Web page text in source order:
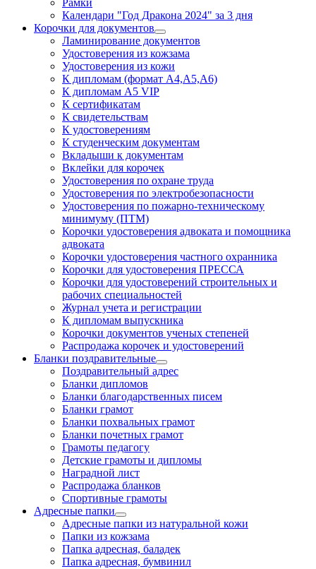
Календари "Год Дракона 2024" за 3 дня
Корочки для документов
Ламинирование документов
Удостоверения из кожзама
Удостоверения из кожи
К дипломам (формат А4,А5,А6)
К дипломам А5 VIP
К сертификатам
К свидетельствам
К удостоверениям
К студенческим документам
Вкладыши к документам
Вклейки для корочек
Удостоверения по охране труда
Удостоверения по электробезопасности
Удостоверения по пожарно-техническому
минимуму (ПТМ)
Корочки удостоверения адвоката и помощника
адвоката
Корочки удостоверения частного охранника
Корочки для удостоверения ПРЕССА
Корочки для удостоверений строительных и
рабочих специальностей
Журнал учета и регистрации
К дипломам выпускника
Корочки документов ученых степеней
Распродажа корочек и удостоверений
Бланки поздравительные
Поздравительный адрес
Бланки дипломов
Бланки благодарственных писем
Бланки грамот
Бланки похвальных грамот
Бланки почетных грамот
Грамоты педагогу
Детские грамоты и дипломы
Наградной лист
Распродажа бланков
Спортивные грамоты
Адресные папки
Адресные папки из натуральной кожи
Папки из кожзама
Папка адресная, баладек
Папка адресная, бумвинил